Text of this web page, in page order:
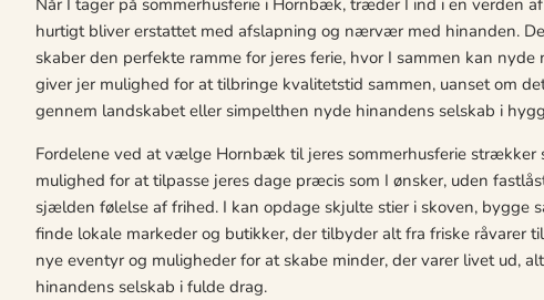
Når I tager på sommerhusferie i Hornbæk, træder I ind i en verden
hurtigt bliver erstattet med afslapning og nærvær med hinanden.
skaber den perfekte ramme for jeres ferie, hvor I sammen kan
giver jer mulighed for at tilbringe kvalitetstid sammen, uanset om
gennem landskabet eller simpelthen nyde hinandens selskab i
Fordelene ved at vælge Hornbæk til jeres sommerhusferie strækker
mulighed for at tilpasse jeres dage præcis som I ønsker, uden
sjælden følelse af frihed. I kan opdage skjulte stier i skoven, bygge
finde lokale markeder og butikker, der tilbyder alt fra friske råvarer
nye eventyr og muligheder for at skabe minder, der varer livet ud,
hinandens selskab i fulde drag.